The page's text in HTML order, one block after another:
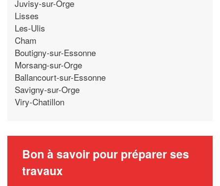
Juvisy-sur-Orge
Lisses
Les-Ulis
Cham
Boutigny-sur-Essonne
Morsang-sur-Orge
Ballancourt-sur-Essonne
Savigny-sur-Orge
Viry-Chatillon
Bon à savoir pour préparer ses
travaux